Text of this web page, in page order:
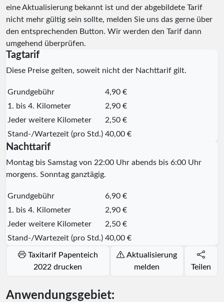
eine Aktualisierung bekannt ist und der abgebildete Tarif
nicht mehr gültig sein sollte, melden Sie uns das gerne über
den entsprechenden Button. Wir werden den Tarif dann
umgehend überprüfen.
Tagtarif
Diese Preise gelten, soweit nicht der Nachttarif gilt.
Grundgebühr
4,90 €
1. bis 4. Kilometer
2,90 €
Jeder weitere Kilometer
2,50 €
Stand-/Wartezeit (pro Std.) 40,00 €
Nachttarif
Montag bis Samstag von 22:00 Uhr abends bis 6:00 Uhr
morgens. Sonntag ganztägig.
Grundgebühr
6,90 €
1. bis 4. Kilometer
2,90 €
Jeder weitere Kilometer
2,50 €
Stand-/Wartezeit (pro Std.) 40,00 €
Taxitarif Papenteich
2022 drucken
Aktualisierung
melden
Teilen
Anwendungsgebiet: